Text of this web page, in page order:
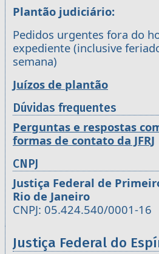
Plantão judiciário:
Pedidos urgentes fora do
expediente (inclusive
semana)
Juízos de plantão
Dúvidas frequentes
Perguntas e respostas
formas de contato da JFRJ
CNPJ
Justiça Federal de
Rio de Janeiro
CNPJ: 05.424.540/0001-16
Justiça Federal do